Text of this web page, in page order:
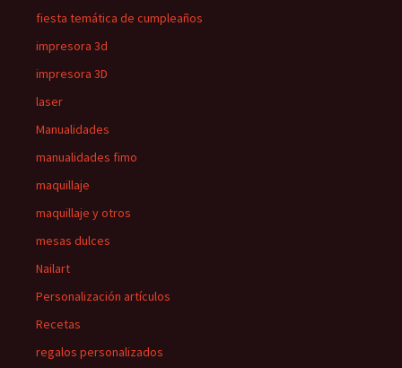
fiesta temática de cumpleaños
impresora 3d
impresora 3D
laser
Manualidades
manualidades fimo
maquillaje
maquillaje y otros
mesas dulces
Nailart
Personalización artículos
Recetas
regalos personalizados